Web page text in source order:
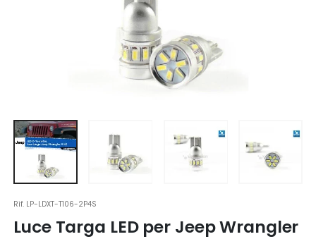
Rif. LP-LDXT-T106-2P4S
Luce Targa LED per Jeep Wrangler